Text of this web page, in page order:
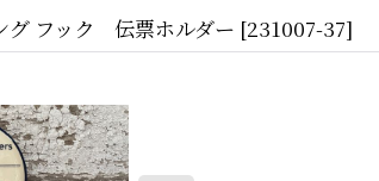
フック 伝票ホルダー [231007-37]